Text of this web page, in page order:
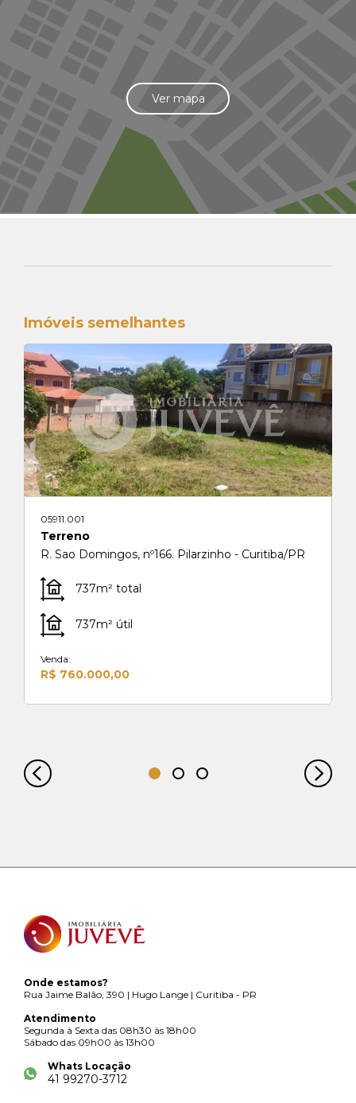
Ver mapa
Imóveis semelhantes
05911.001
Terreno
R. Sao Domingos, nº166. Pilarzinho - Curitiba/PR
737m² total
737m² útil
Venda:
R$ 760.000,00
Onde estamos?
Rua Jaime Balão, 390 | Hugo Lange | Curitiba - PR
Atendimento
Segunda à Sexta das 08h30 às 18h00
Sábado das 09h00 às 13h00
Whats Locação
41 99270-3712